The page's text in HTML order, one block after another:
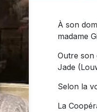
À son
madame
Outre son
Jade
Selon la
La